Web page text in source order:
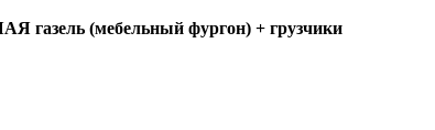
газель (мебельный фургон) + грузчики